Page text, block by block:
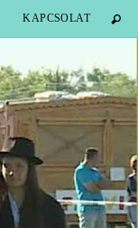
KAPCSOLAT